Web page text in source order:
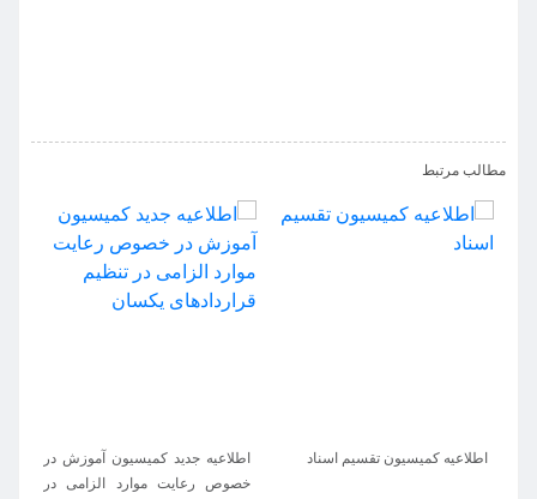
مطالب مرتبط
اسناد
اطلاعیه جدید کمیسیون آموزش در
خصوص رعایت موارد الزامی در
اطلاعیه واحد آموزش |
نحوه رفع محدودیت